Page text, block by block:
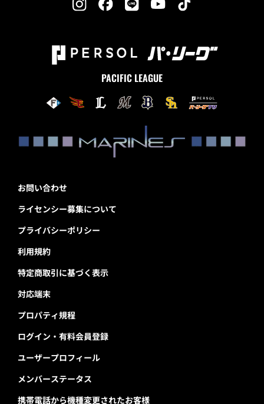
PACIFIC LEAGUE
お問い合わせ
ライセンシー募集について
プライバシーポリシー
利用規約
特定商取引に基づく表示
対応端末
プロパティ規程
ログイン・有料会員登録
ユーザープロフィール
メンバーステータス
携帯電話から機種変更されたお客様